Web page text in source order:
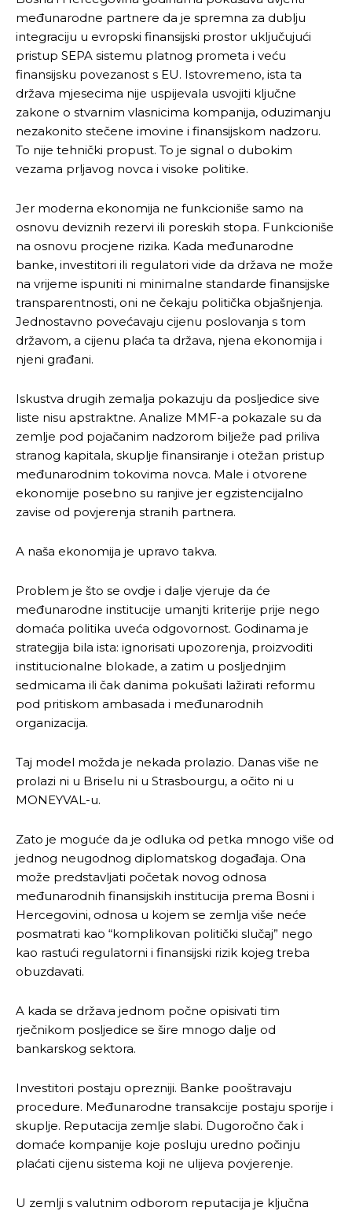
Pusti priču da živi!
Pusti priču da živi!
međunarodne partnere da je spremna za dublju
integraciju u evropski finansijski prostor uključujući
pristup SEPA sistemu platnog prometa i veću
finansijsku povezanost s EU. Istovremeno, ista ta
država mjesecima nije uspijevala usvojiti ključne
zakone o stvarnim vlasnicima kompanija, oduzimanju
nezakonito stečene imovine i finansijskom nadzoru.
To nije tehnički propust. To je signal o dubokim
vezama prljavog novca i visoke politike.
Jer moderna ekonomija ne funkcioniše samo na
osnovu deviznih rezervi ili poreskih stopa. Funkcioniše
na osnovu procjene rizika. Kada međunarodne
banke, investitori ili regulatori vide da država ne može
na vrijeme ispuniti ni minimalne standarde finansijske
transparentnosti, oni ne čekaju politička objašnjenja.
Jednostavno povećavaju cijenu poslovanja s tom
državom, a cijenu plaća ta država, njena ekonomija i
njeni građani.
Iskustva drugih zemalja pokazuju da posljedice sive
liste nisu apstraktne. Analize MMF-a pokazale su da
zemlje pod pojačanim nadzorom bilježe pad priliva
stranog kapitala, skuplje finansiranje i otežan pristup
međunarodnim tokovima novca. Male i otvorene
ekonomije posebno su ranjive jer egzistencijalno
zavise od povjerenja stranih partnera.
A naša ekonomija je upravo takva.
Problem je što se ovdje i dalje vjeruje da će
međunarodne institucije umanjti kriterije prije nego
domaća politika uveća odgovornost. Godinama je
strategija bila ista: ignorisati upozorenja, proizvoditi
institucionalne blokade, a zatim u posljednjim
sedmicama ili čak danima pokušati lažirati reformu
pod pritiskom ambasada i međunarodnih
organizacija.
Taj model možda je nekada prolazio. Danas više ne
prolazi ni u Briselu ni u Strasbourgu, a očito ni u
MONEYVAL-u.
Zato je moguće da je odluka od petka mnogo više od
jednog neugodnog diplomatskog događaja. Ona
može predstavljati početak novog odnosa
međunarodnih finansijskih institucija prema Bosni i
Hercegovini, odnosa u kojem se zemlja više neće
posmatrati kao “komplikovan politički slučaj” nego
kao rastući regulatorni i finansijski rizik kojeg treba
obuzdavati.
A kada se država jednom počne opisivati tim
rječnikom posljedice se šire mnogo dalje od
bankarskog sektora.
Investitori postaju oprezniji. Banke pooštravaju
procedure. Međunarodne transakcije postaju sporije i
skuplje. Reputacija zemlje slabi. Dugoročno čak i
domaće kompanije koje posluju uredno počinju
plaćati cijenu sistema koji ne ulijeva povjerenje.
U zemlji s valutnim odborom reputacija je ključna